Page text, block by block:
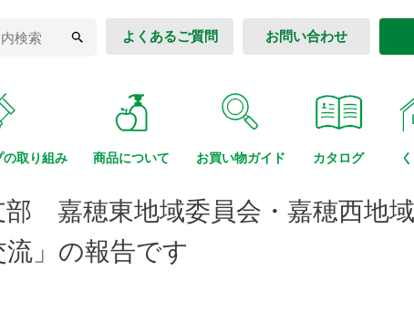
よくあるご質問 お問い合わせ
の取り組み 商品について お買い物ガイド カタログ
嘉穂東地域委員会・嘉穂西地
」の報告です